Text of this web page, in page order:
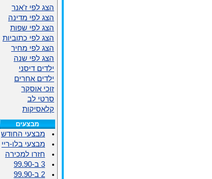
הצג לפי ז'אנר
הצג לפי מדינה
הצג לפי שפות
הצג לפי כתוביות
הצג לפי מחיר
הצג לפי שנה
ילדים דיסני
ילדים אחרים
זוכי אוסקר
סרטי לב
קלאסיקות
מבצעים
מבצעי החודש
מבצעי בלו-ריי
חזרו למכירה
3 ב-99.90
2 ב-99.90